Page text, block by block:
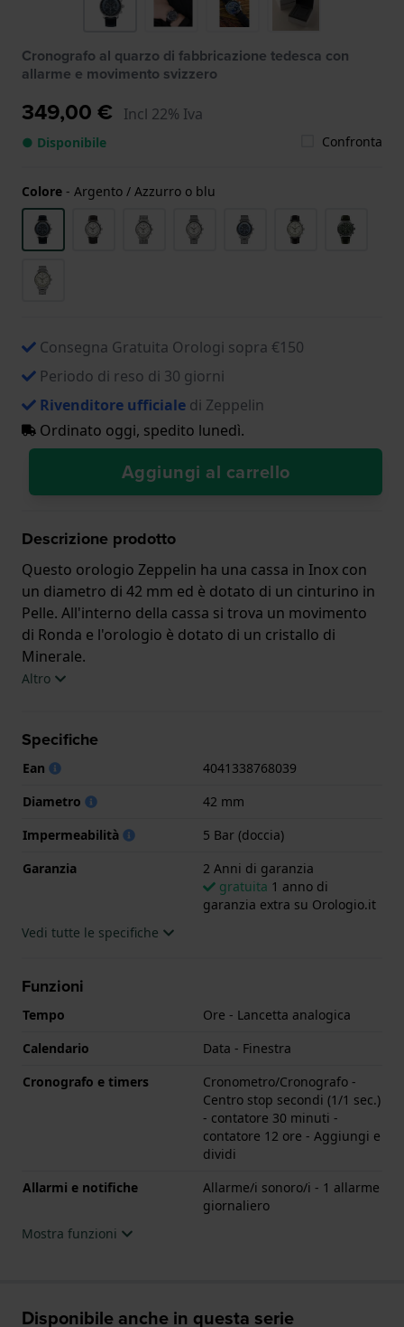
Cronografo al quarzo di fabbricazione tedesca con
allarme e movimento svizzero
349,00 € Incl 22% Iva
● Disponibile Confronta
Colore - Argento / Azzurro o blu
Consegna Gratuita Orologi sopra €150
Periodo di reso di 30 giorni
Rivenditore ufficiale di Zeppelin
Ordinato oggi, spedito lunedì.
Aggiungi al carrello
Descrizione prodotto
Questo orologio Zeppelin ha una cassa in Inox con
un diametro di 42 mm ed è dotato di un cinturino in
Pelle. All'interno della cassa si trova un movimento
di Ronda e l'orologio è dotato di un cristallo di
Minerale.
fornito con 2 Anni di garanzia.
Altro
Specifiche
Ean
4041338768039
Diametro
42 mm
Impermeabilità
5 Bar (doccia)
Garanzia
2 Anni di garanzia
gratuita 1 anno di
garanzia extra su Orologio.it
Vedi tutte le specifiche
Funzioni
Tempo
Ore - Lancetta analogica
Calendario
Data - Finestra
Cronografo e timers
Cronometro/Cronografo -
Centro stop secondi (1/1 sec.)
- contatore 30 minuti -
contatore 12 ore - Aggiungi e
dividi
Allarmi e notifiche
Allarme/i sonoro/i - 1 allarme
giornaliero
Mostra funzioni
Disponibile anche in questa serie